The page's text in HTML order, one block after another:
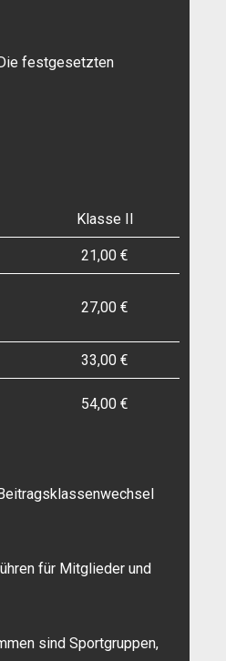
festgesetzten
Klasse II
21,00 €
27,00 €
33,00 €
54,00 €
für Mitglieder und
sind Sportgruppen,